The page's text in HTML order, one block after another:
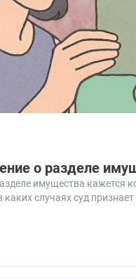
о разделе
имущества кажется
случаях суд